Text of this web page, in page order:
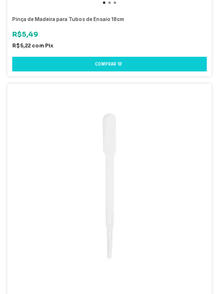
Pinça de Madeira para Tubos de Ensaio 18cm
R$5,49
R$5,22 com Pix